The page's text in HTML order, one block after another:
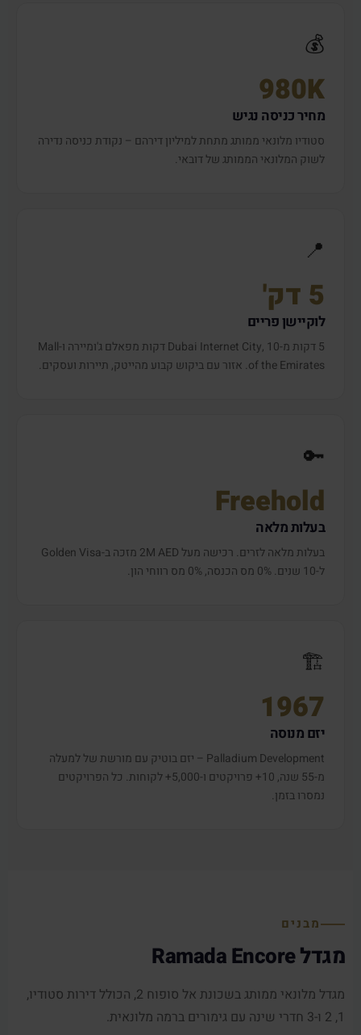
💰
980K
מחיר כניסה נגיש
סטודיו מלונאי ממותג מתחת למיליון דירהם – נקודת כניסה נדירה
לשוק המלונאי הממותג של דובאי.
📍
5 דק'
לוקיישן פריים
5 דקות מ-Dubai Internet City, 10 דקות מפאלם ג'ומיירה ו-Mall
of the Emirates. אזור עם ביקוש קבוע מהייטק, תיירות ועסקים.
🔑
Freehold
בעלות מלאה
בעלות מלאה לזרים. רכישה מעל 2M AED מזכה ב-Golden Visa
ל-10 שנים. 0% מס הכנסה, 0% מס רווחי הון.
🏗️
1967
יזם מנוסה
Palladium Development – יזם בוטיק עם מורשת של למעלה
מ-55 שנה, 10+ פרויקטים ו-5,000+ לקוחות. כל הפרויקטים
נמסרו בזמן.
מבנים
מגדל Ramada Encore
מגדל מלונאי ממותג בשכונת אל סופוח 2, הכולל דירות סטודיו,
1, 2 ו-3 חדרי שינה עם גימורים ברמה מלונאית.